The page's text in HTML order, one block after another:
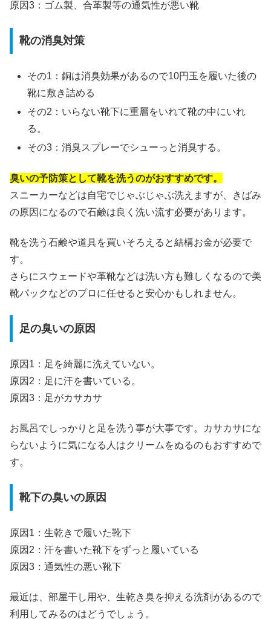
原因3：ゴム製、合革製等の通気性が悪い靴
靴の消臭対策
その1：銅は消臭効果があるので10円玉を履いた後の
靴に敷き詰める
その2：いらない靴下に重層をいれて靴の中にいれ
る。
その3：消臭スプレーでシューっと消臭する。
臭いの予防策として靴を洗うのがおすすめです。
スニーカーなどは自宅でじゃぶじゃぶ洗えますが、きばみ
の原因になるので石鹸は良く洗い流す必要があります。
靴を洗う石鹸や道具を買いそろえると結構お金が必要で
す。
さらにスウェードや革靴などは洗い方も難しくなるので美
靴パックなどのプロに任せると安心かもしれません。
足の臭いの原因
原因1：足を綺麗に洗えていない。
原因2：足に汗を書いている。
原因3：足がカサカサ
お風呂でしっかりと足を洗う事が大事です。カサカサにな
らないように気になる人はクリームをぬるのもおすすめで
す。
靴下の臭いの原因
原因1：生乾きで履いた靴下
原因2：汗を書いた靴下をずっと履いている
原因3：通気性の悪い靴下
最近は、部屋干し用や、生乾き臭を抑える洗剤があるので
利用してみるのはどうでしょう。